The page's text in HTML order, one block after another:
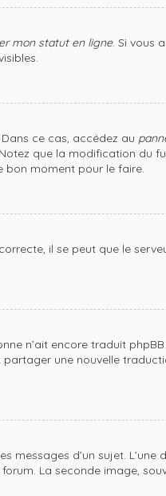
mon statut en ligne. Si vous
ce cas, accédez au
que la modification du
bon moment pour le faire.
il se peut que le
n’ait encore traduit
une nouvelle
d’un sujet. L’une
La seconde image,